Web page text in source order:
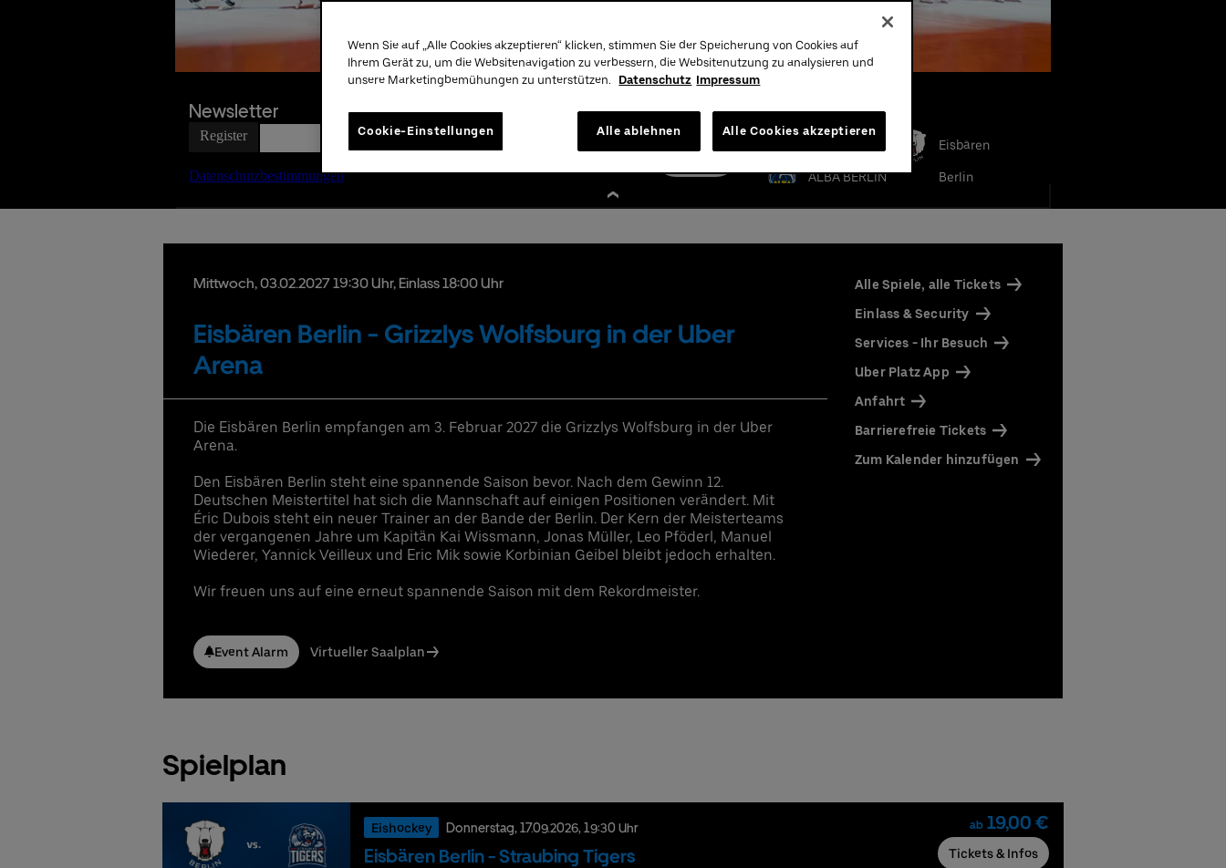
Newsletter Tickets
Hotline:
01806 - 570070
Premium:
030/2060708844
Unsere Teams
ALBA BERLIN
Eisbären
Berlin
Mittwoch,03.02.202719:30 Uhr, Einlass 18:00 Uhr
Eisbären Berlin - Grizzlys Wolfsburg in der Uber
Arena
Die Eisbären Berlin empfangen am 3. Februar 2027 die Grizzlys Wolfsburg in der Uber
Arena.
Den Eisbären Berlin steht eine spannende Saison bevor. Nach dem Gewinn 12.
Deutschen Meistertitel hat sich die Mannschaft auf einigen Positionen verändert. Mit
Éric Dubois steht ein neuer Trainer an der Bande der Berlin. Der Kern der Meisterteams
der vergangenen Jahre um Kapitän Kai Wissmann, Jonas Müller, Leo Pföderl, Manuel
Wiederer, Yannick Veilleux und Eric Mik sowie Korbinian Geibel bleibt jedoch erhalten.
Wir freuen uns auf eine erneut spannende Saison mit dem Rekordmeister.
Event Alarm Virtueller Saalplan
Alle Spiele, alle Tickets
Einlass & Security
Services - Ihr Besuch
Uber Platz App
Anfahrt
Barrierefreie Tickets
Zum Kalender hinzufügen
Datenschutzbestimmungen
Spielplan
Eishockey Donnerstag,17.09.2026,19:30 Uhr
Eisbären Berlin - Straubing Tigers
ab 19,00 €
Tickets & Infos
Wenn Sie auf „Alle Cookies akzeptieren“ klicken, stimmen Sie der Speicherung von Cookies auf
Ihrem Gerät zu, um die Websitenavigation zu verbessern, die Websitenutzung zu analysieren und
unsere Marketingbemühungen zu unterstützen.
Datenschutz Impressum
Cookie-Einstellungen Alle ablehnen Alle Cookies akzeptieren